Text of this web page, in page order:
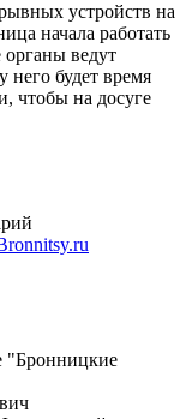
устройств на
начала работать
ведут
будет время
чтобы на досуге
"Бронницкие